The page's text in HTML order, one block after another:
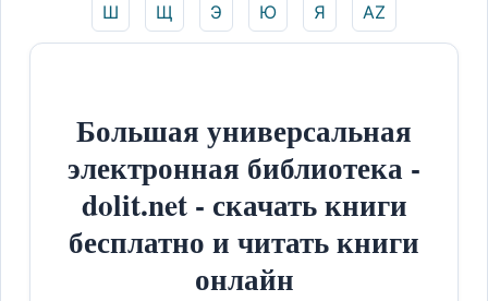
Ш
Щ Э Ю Я AZ
Большая универсальная
электронная библиотека -
dolit.net - скачать книги
бесплатно и читать книги
онлайн